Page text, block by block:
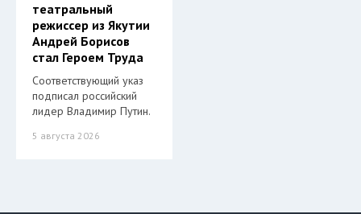
театральный
режиссер из Якутии
Андрей Борисов
стал Героем Труда
Соответствующий указ
подписал российский
лидер Владимир Путин.
5 августа 2026